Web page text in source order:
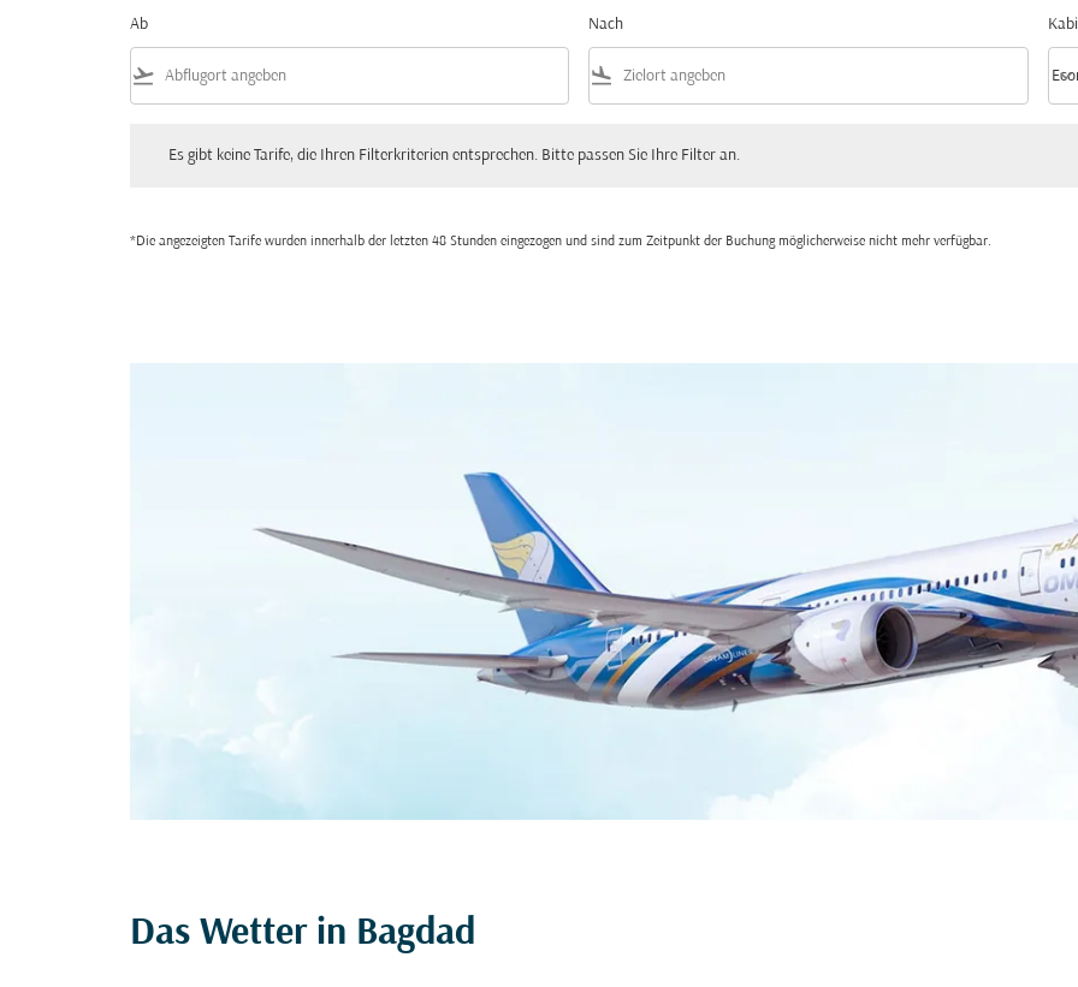
Ab
flight_takeoff
Nach
flight_land keyboard_arrow_down
Es gibt keine Tarife, die Ihren Filterkriterien entsprechen. Bitte passen Sie Ihre Filter an.
*Die angezeigten Tarife wurden innerhalb der letzten 48 Stunden eingezogen und sind zum Zeitpunkt der Buchung möglicherweise nicht mehr verfügbar.
Das Wetter in Bagdad